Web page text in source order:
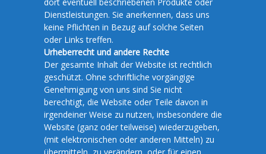
Dienstleistungen. Sie anerkennen, dass uns
keine Pflichten in Bezug auf solche Seiten
oder Links treffen.
Urheberrecht und andere Rechte
Der gesamte Inhalt der Website ist rechtlich
geschützt. Ohne schriftliche vorgängige
Genehmigung von uns sind Sie nicht
berechtigt, die Website oder Teile davon in
irgendeiner Weise zu nutzen, insbesondere die
Website (ganz oder teilweise) wiederzugeben,
(mit elektronischen oder anderen Mitteln) zu